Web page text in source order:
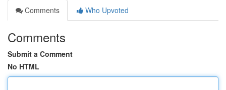
Comments
Who Upvoted
Comments
Submit a Comment
No HTML